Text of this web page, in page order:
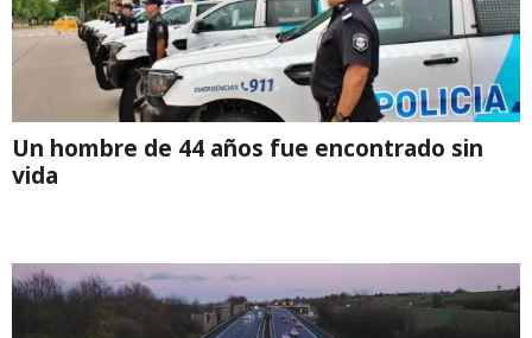
Un hombre de 44 años fue encontrado sin
vida